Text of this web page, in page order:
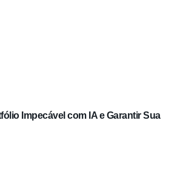
Impecável com IA e Garantir Sua